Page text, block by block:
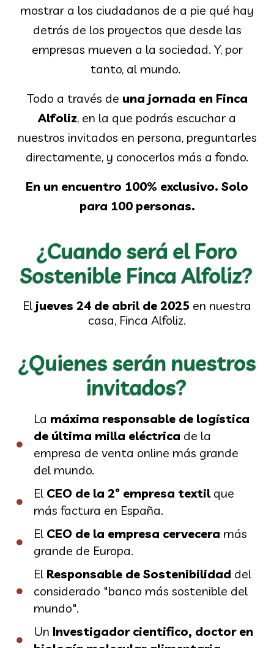
mostrar a los ciudadanos de a pie qué hay
detrás de los proyectos que desde las
empresas mueven a la sociedad. Y, por
tanto, al mundo.
Todo a través de una jornada en Finca
Alfoliz, en la que podrás escuchar a
nuestros invitados en persona, preguntarles
directamente, y conocerlos más a fondo.
En un encuentro 100% exclusivo. Solo
para 100 personas.
¿Cuando será el Foro
Sostenible Finca Alfoliz?
El jueves 24 de abril de 2025 en nuestra
casa, Finca Alfoliz.
¿Quienes serán nuestros
invitados?
La máxima responsable de logística
de última milla eléctrica de la
empresa de venta online más grande
del mundo.
El CEO de la 2º empresa textilque
más factura en España.
El CEO de la empresa cervecera más
grande de Europa.
El Responsable de Sostenibilidad del
considerado "banco más sostenible del
mundo".
Un Investigador cientifico, doctor en